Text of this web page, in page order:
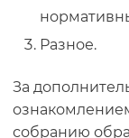
Разное.
За
собранию